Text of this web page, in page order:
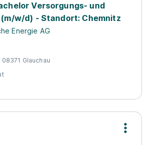
Versorgungs- und
w/d) - Standort: Chemnitz
Energie AG
Glauchau